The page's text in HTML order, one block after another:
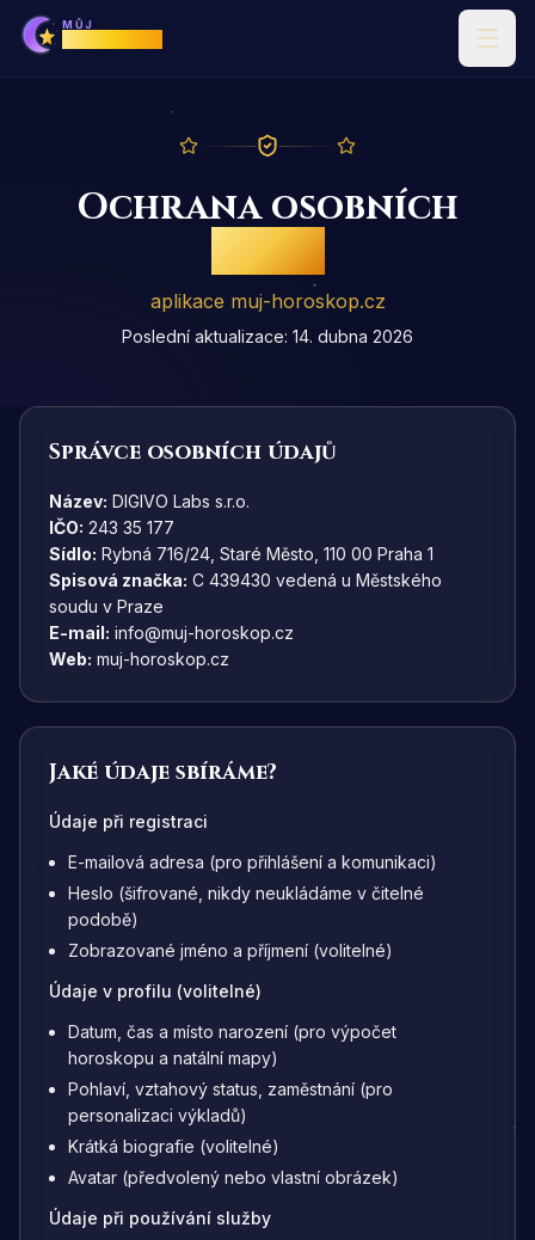
MŮJ
Ochrana osobních
údajů
aplikace muj-horoskop.cz
Poslední aktualizace: 14. dubna 2026
Správce osobních údajů
Název: DIGIVO Labs s.r.o.
IČO: 243 35 177
Sídlo: Rybná 716/24, Staré Město, 110 00 Praha 1
Spisová značka: C 439430 vedená u Městského
soudu v Praze
E-mail: info@muj-horoskop.cz
Web: muj-horoskop.cz
Jaké údaje sbíráme?
Údaje při registraci
E-mailová adresa (pro přihlášení a komunikaci)
Heslo (šifrované, nikdy neukládáme v čitelné
podobě)
Zobrazované jméno a příjmení (volitelné)
Údaje v profilu (volitelné)
Datum, čas a místo narození (pro výpočet
horoskopu a natální mapy)
Pohlaví, vztahový status, zaměstnání (pro
personalizaci výkladů)
Krátká biografie (volitelné)
Avatar (předvolený nebo vlastní obrázek)
Údaje při používání služby